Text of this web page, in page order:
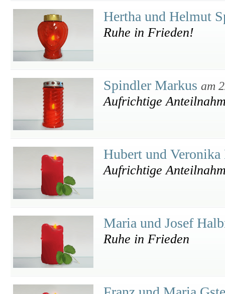
Hertha und Helmut
Ruhe in Frieden!
Spindler Markus am
Aufrichtige
Hubert und
Aufrichtige
Maria und Josef
Ruhe in Frieden